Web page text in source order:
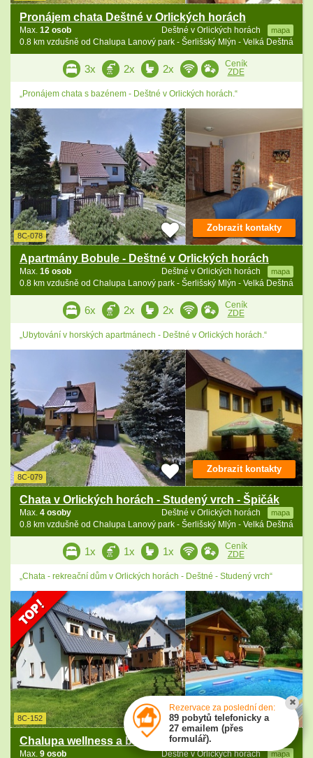
Pronájem chata Deštné v Orlických horách
Deštné v Orlických horách mapa
Max. 12 osob
0.8 km vzdušně od Chalupa Lanový park - Šerlišský Mlýn - Velká Deštná
3x 2x 2x
Ceník
ZDE
„Pronájem chata s bazénem - Deštné v Orlických horách.“
8C-078
Apartmány Bobule - Deštné v Orlických horách
Deštné v Orlických horách mapa
Max. 16 osob
0.8 km vzdušně od Chalupa Lanový park - Šerlišský Mlýn - Velká Deštná
Zobrazit kontakty
6x 2x 2x
Ceník
ZDE
„Ubytování v horských apartmánech - Deštné v Orlických horách.“
8C-079
Chata v Orlických horách - Studený vrch - Špičák
Deštné v Orlických horách mapa
Max. 4 osoby
0.8 km vzdušně od Chalupa Lanový park - Šerlišský Mlýn - Velká Deštná
Zobrazit kontakty
1x 1x 1x
Ceník
ZDE
„Chata - rekreační dům v Orlických horách - Deštné - Studený vrch“
8C-152
Chalupa wellness a bazén - Bělá - Studený vrch
Deštné v Orlických horách mapa
Max. 9 osob
Zobrazit kontakty
Rezervace za poslední den:
89 pobytů telefonicky a
27 emailem (přes
formulář).